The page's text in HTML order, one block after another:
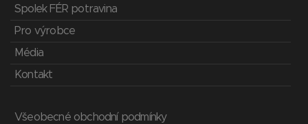
Spolek FÉR potravina
Pro výrobce
Média
Kontakt
Všeobecné obchodní podmínky